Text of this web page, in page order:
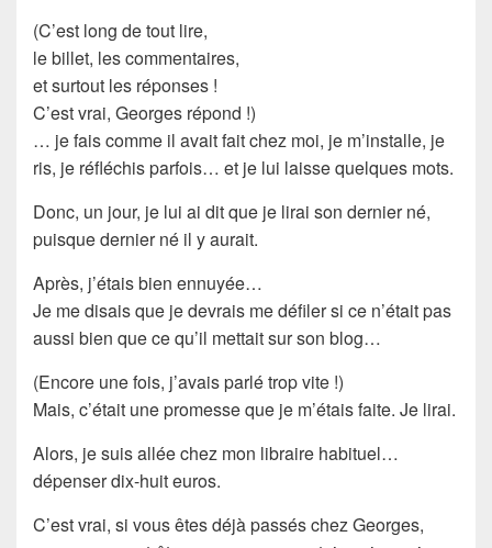
(C’est long de tout lire,
lebillet, lescommentaires,
et surtout les réponses !
C’est vrai, Georges répond !)
… je fais comme il avait fait chez moi, je m’installe, je
ris, je réfléchis parfois… et je lui laisse quelques mots.
Donc, un jour, je lui ai dit que je lirai son dernier né,
puisque dernier né il y aurait.
Après, j’étais bien ennuyée…
Je me disais que je devrais me défiler si ce n’était pas
aussi bien que ce qu’il mettait sur son blog…
(Encore une fois, j’avais parlé trop vite !)
Mais, c’était unepromesseque je m’étais faite. Je lirai.
Alors, je suis allée chez mon libraire habituel…
dépenser dix-huit euros.
C’est vrai, si vous êtes déjà passés chez Georges,